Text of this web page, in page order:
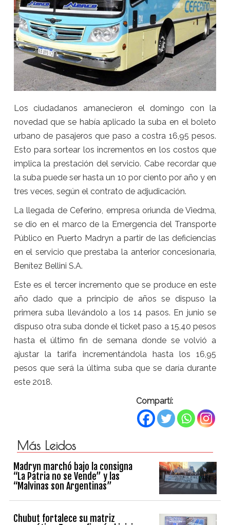
Los ciudadanos amanecieron el domingo con la
novedad que se había aplicado la suba en el boleto
urbano de pasajeros que paso a costra 16,95 pesos.
Esto para sortear los incrementos en los costos que
implica la prestación del servicio. Cabe recordar que
la suba puede ser hasta un 10 por ciento por año y en
tres veces, según el contrato de adjudicación.
La llegada de Ceferino, empresa oriunda de Viedma,
se dio en el marco de la Emergencia del Transporte
Público en Puerto Madryn a partir de las deficiencias
en el servicio que prestaba la anterior concesionaria,
Benítez Bellini S.A.
Este es el tercer incremento que se produce en este
año dado que a principio de años se dispuso la
primera suba llevándolo a los 14 pasos. En junio se
dispuso otra suba donde el ticket paso a 15,40 pesos
hasta el último fin de semana donde se volvió a
ajustar la tarifa incrementándola hasta los 16,95
pesos que será la última suba que se daría durante
este 2018.
Compartí:
Más Leidos
Madryn marchó bajo la consigna
“La Patria no se Vende” y las
“Malvinas son Argentinas”
Chubut fortalece su matriz